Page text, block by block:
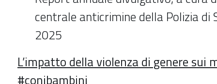
centrale anticrimine della Polizia
2025
L’impatto della violenza di genere sui
#conibambini